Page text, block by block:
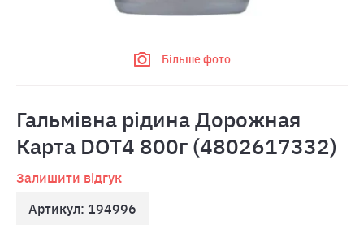
Більше фото
Гальмівна рідина Дорожная
Карта DOT4 800г (4802617332)
Залишити відгук
Артикул: 194996